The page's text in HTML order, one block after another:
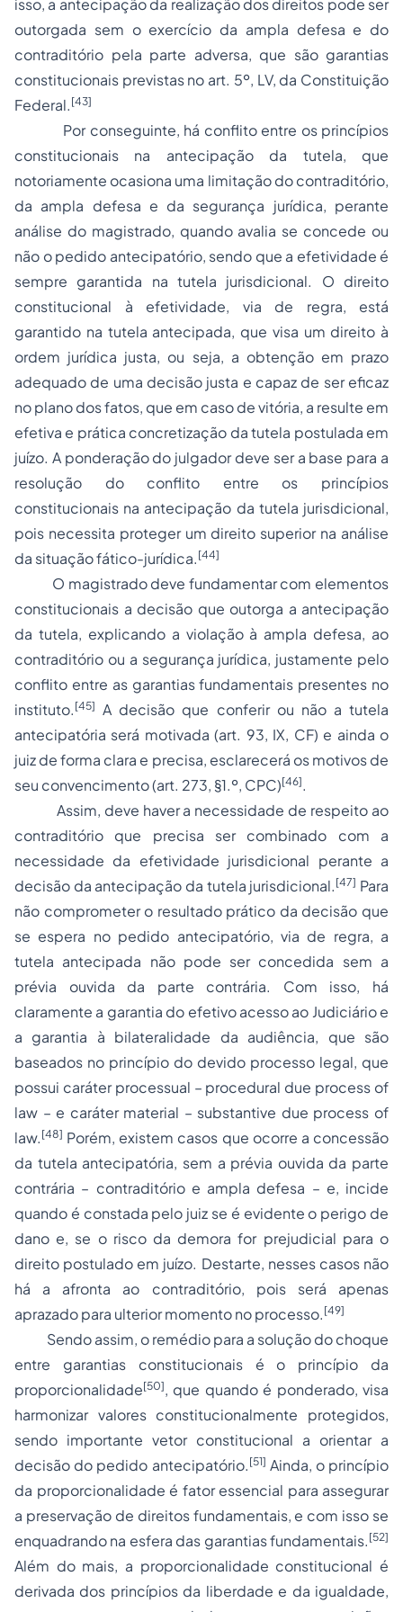
isso, a antecipação da realização dos direitos pode ser
outorgada sem o exercício da ampla defesa e do
contraditório pela parte adversa, que são garantias
constitucionais previstas no art. 5º, LV, da Constituição
Federal. [43]
Por conseguinte, há conflito entre os princípios
constitucionais na antecipação da tutela, que
notoriamente ocasiona uma limitação do contraditório,
da ampla defesa e da segurança jurídica, perante
análise do magistrado, quando avalia se concede ou
não o pedido antecipatório, sendo que a efetividade é
sempre garantida na tutela jurisdicional. O direito
constitucional à efetividade, via de regra, está
garantido na tutela antecipada, que visa um direito à
ordem jurídica justa, ou seja, a obtenção em prazo
adequado de uma decisão justa e capaz de ser eficaz
no plano dos fatos, que em caso de vitória, a resulte em
efetiva e prática concretização da tutela postulada em
juízo. A ponderação do julgador deve ser a base para a
resolução do conflito entre os princípios
constitucionais na antecipação da tutela jurisdicional,
pois necessita proteger um direito superior na análise
da situação fático-jurídica. [44]
O magistrado deve fundamentar com elementos
constitucionais a decisão que outorga a antecipação
da tutela, explicando a violação à ampla defesa, ao
contraditório ou a segurança jurídica, justamente pelo
conflito entre as garantias fundamentais presentes no
instituto. [45] A decisão que conferir ou não a tutela
antecipatória será motivada (art. 93, IX, CF) e ainda o
juiz de forma clara e precisa, esclarecerá os motivos de
seu convencimento (art. 273, §1.º, CPC)[46].
Assim, deve haver a necessidade de respeito ao
contraditório que precisa ser combinado com a
necessidade da efetividade jurisdicional perante a
decisão da antecipação da tutela jurisdicional. [47] Para
não comprometer o resultado prático da decisão que
se espera no pedido antecipatório, via de regra, a
tutela antecipada não pode ser concedida sem a
prévia ouvida da parte contrária. Com isso, há
claramente a garantia do efetivo acesso ao Judiciário e
a garantia à bilateralidade da audiência, que são
baseados no princípio do devido processo legal, que
possui caráter processual – procedural due process of
law – e caráter material – substantive due process of
law. [48] Porém, existem casos que ocorre a concessão
da tutela antecipatória, sem a prévia ouvida da parte
contrária – contraditório e ampla defesa – e, incide
quando é constada pelo juiz se é evidente o perigo de
dano e, se o risco da demora for prejudicial para o
direito postulado em juízo. Destarte, nesses casos não
há a afronta ao contraditório, pois será apenas
aprazado para ulterior momento no processo. [49]
Sendo assim, o remédio para a solução do choque
entre garantias constitucionais é o princípio da
proporcionalidade[50], que quando é ponderado, visa
harmonizar valores constitucionalmente protegidos,
sendo importante vetor constitucional a orientar a
decisão do pedido antecipatório. [51] Ainda, o princípio
da proporcionalidade é fator essencial para assegurar
a preservação de direitos fundamentais, e com isso se
enquadrando na esfera das garantias fundamentais. [52]
Além do mais, a proporcionalidade constitucional é
derivada dos princípios da liberdade e da igualdade,